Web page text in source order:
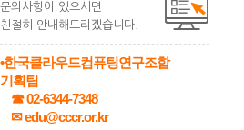
문의사항이 있으시면
친절히 안내해드리겠습니다.
•한국클라우드컴퓨팅연구조합
기획팀
☎ 02-6344-7348
✉ edu@cccr.or.kr